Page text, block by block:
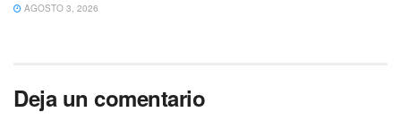
AGOSTO 3, 2026
Deja un comentario